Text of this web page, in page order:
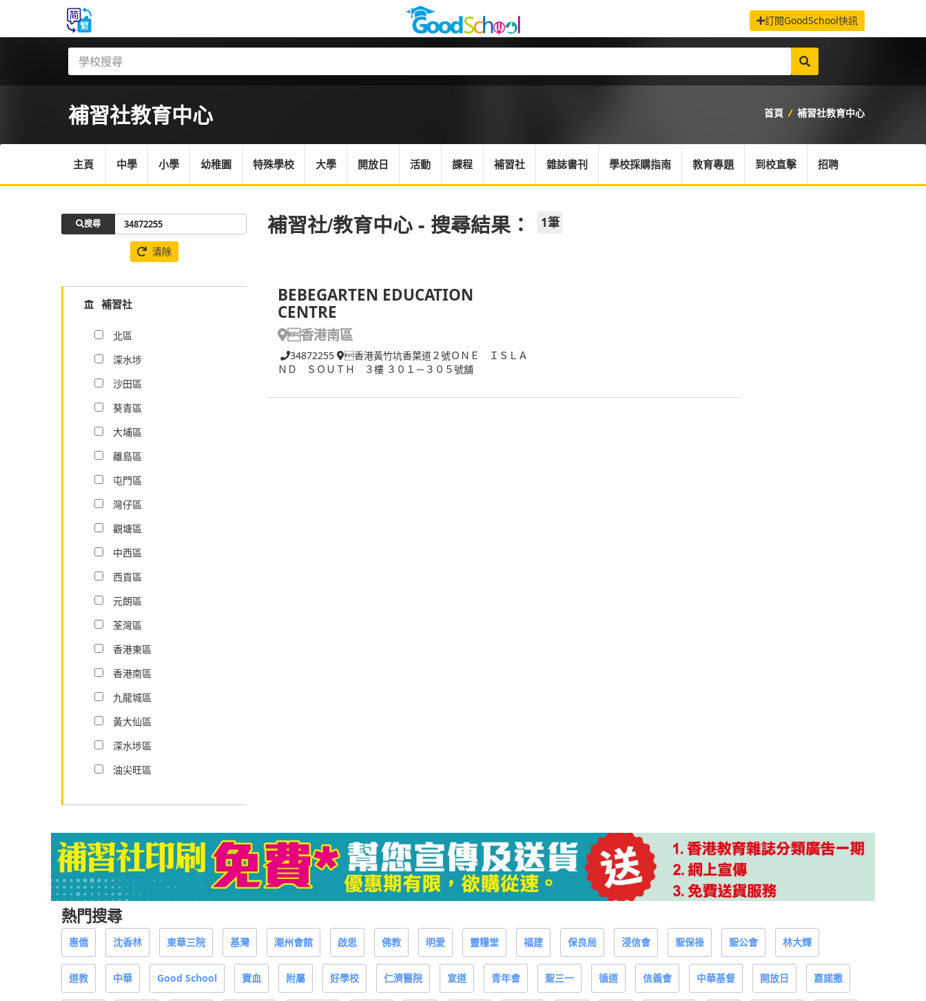
訂閱GoodSchool快訊
補習社教育中心 首頁 / 補習社教育中心
主頁 中學 小學 幼稚園 特殊學校 大學 開放日 活動 課程 補習社 雜誌書刊 學校採購指南 教育專題 到校直擊 招聘
補習社/教育中心 - 搜尋結果： 1筆
BEBEGARTEN EDUCATION
CENTRE
香港南區
34872255
香港黃竹坑香葉道２號ＯＮＥ ＩＳＬＡ
ＮＤ ＳＯＵＴＨ ３樓 ３０１－３０５號舖
搜尋
清除
補習社
北區
深水埗
沙田區
葵青區
大埔區
離島區
屯門區
灣仔區
觀塘區
中西區
西貢區
元朗區
荃灣區
香港東區
香港南區
九龍城區
黃大仙區
深水埗區
油尖旺區
熱門搜尋
惠僑 沈香林 東華三院 基灣 潮州會館 啟思 佛教 明愛 靈糧堂 福建 保良局 浸信會 聖保祿 聖公會 林大輝
道教 中華 Good School 寶血 附屬 好學校 仁濟醫院 宣道 青年會 聖三一 循道 信義會 中華基督 開放日 嘉諾撒